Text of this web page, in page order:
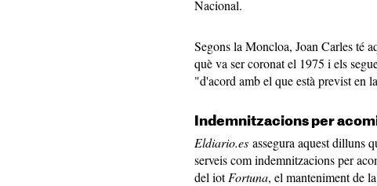
Nacional.
Segons la Moncloa, Joan Carles té
què va ser coronat el 1975 i els
"d'acord amb el que està previst en
Indemnitzacions per
Eldiario.es assegura aquest dilluns
serveis com indemnitzacions per
del iotFortuna, el manteniment de